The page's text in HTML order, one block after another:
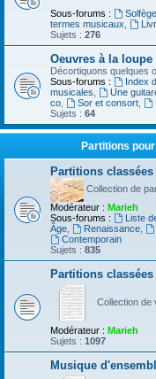
Sous-forums : Solfège
termes musicaux
Sujets : 276
Oeuvres à la loupe
Décortiquons quelques
Sous-forums :
Index
musicales
Une
co
Sor et consort,
Sujets : 64
Partitions
Partitions
Collection de
Modérateur : Marieh
Sous-forums :
Liste
Âge
Renaissance,
Contemporain
Sujets : 835
Partitions
Collection de
Modérateur : Marieh
Sujets : 1097
Musique